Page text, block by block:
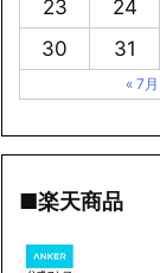
23
24
30
31
« 7月
■楽天商品